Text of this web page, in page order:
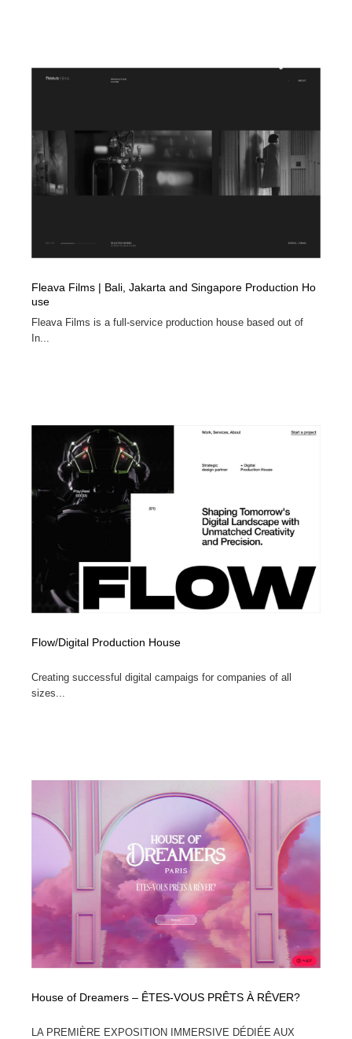
Fleava Films | Bali, Jakarta and Singapore Production Ho
use
Fleava Films is a full-service production house based out of
In...
Flow/Digital Production House
Creating successful digital campaigs for companies of all
sizes...
House of Dreamers – ÊTES-VOUS PRÊTS À RÊVER?
LA PREMIÈRE EXPOSITION IMMERSIVE DÉDIÉE AUX